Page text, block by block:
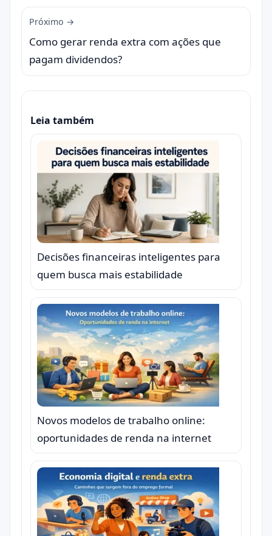
Próximo →
Como gerar renda extra com ações que
pagam dividendos?
Leia também
Decisões financeiras inteligentes para
quem busca mais estabilidade
Novos modelos de trabalho online:
oportunidades de renda na internet